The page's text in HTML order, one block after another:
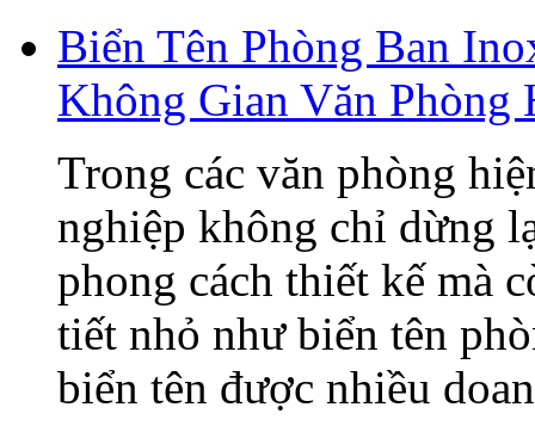
Biển Tên Phòng Ban
Không Gian Văn Phòng
Trong các văn phòng
nghiệp không chỉ dừng
phong cách thiết kế mà
tiết nhỏ như biển tên
biển tên được nhiều